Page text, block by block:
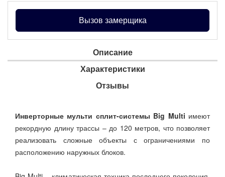
Вызов замерщика
Описание
Характеристики
Отзывы
Инверторные мульти сплит-системы Big Multi имеют
рекордную длину трассы – до 120 метров, что позволяет
реализовать сложные объекты с ограничениями по
расположению наружных блоков.